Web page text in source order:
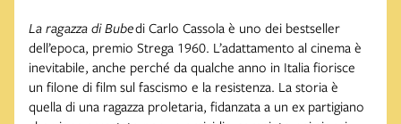
La ragazza di Bubedi Carlo Cassola è uno dei bestseller
dell’epoca, premio Strega 1960. L’adattamento al cinema è
inevitabile, anche perché da qualche anno in Italia fiorisce
un filone di film sul fascismo e la resistenza. La storia è
quella di una ragazza proletaria, fidanzata a un ex partigiano